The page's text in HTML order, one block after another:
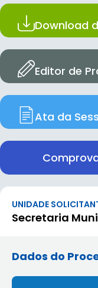
Download
Editor de
Ata da
UNIDADE
Secretaria
Dados do